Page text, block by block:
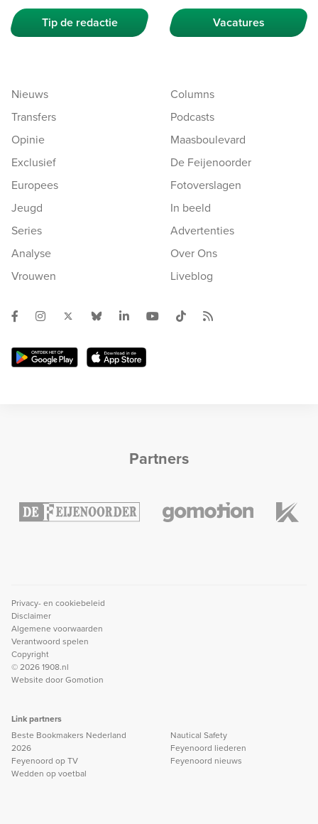
Tip de redactie Vacatures
Nieuws
Transfers
Opinie
Exclusief
Europees
Jeugd
Series
Analyse
Vrouwen
Columns
Podcasts
Maasboulevard
De Feijenoorder
Fotoverslagen
In beeld
Advertenties
Over Ons
Liveblog
Partners
Privacy- en cookiebeleid
Disclaimer
Algemene voorwaarden
Verantwoord spelen
Copyright
© 2026 1908.nl
Website doorGomotion
Link partners
Beste Bookmakers Nederland
2026
Feyenoord op TV
Wedden op voetbal
Nautical Safety
Feyenoord liederen
Feyenoord nieuws